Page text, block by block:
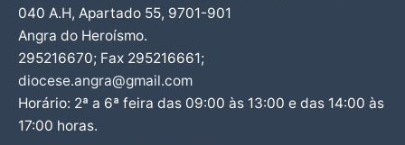
040 A.H, Apartado 55, 9701-901
Angra do Heroísmo.
295216670; Fax 295216661;
diocese.angra@gmail.com
Horário: 2ª a 6ª feira das 09:00 às 13:00 e das 14:00 às
17:00 horas.